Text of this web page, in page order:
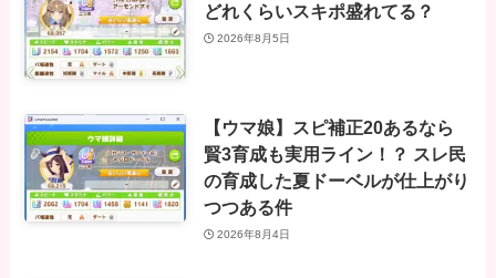
どれくらいスキポ盛れてる？
2026年8月5日
【ウマ娘】スピ補正20あるなら
賢3育成も実用ライン！？ スレ民
の育成した夏ドーベルが仕上がり
つつある件
2026年8月4日